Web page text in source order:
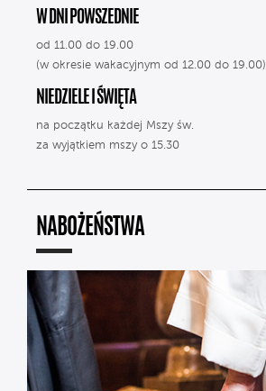
W DNI POWSZEDNIE
od 11.00 do 19.00
(w okresie wakacyjnym od 12.00 do 19.00)
NIEDZIELE I ŚWIĘTA
na początku każdej Mszy św.
za wyjątkiem mszy o 15.30
NABOŻEŃSTWA